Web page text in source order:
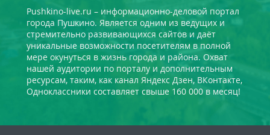
Pushkino-live.ru – информационно-деловой портал
города Пушкино. Является одним из ведущих и
стремительно развивающихся сайтов и даёт
уникальные возможности посетителям в полной
мере окунуться в жизнь города и района. Охват
нашей аудитории по порталу и дополнительным
ресурсам, таким, как канал Яндекс Дзен, ВКонтакте,
Одноклассники составляет свыше 160 000 в месяц!